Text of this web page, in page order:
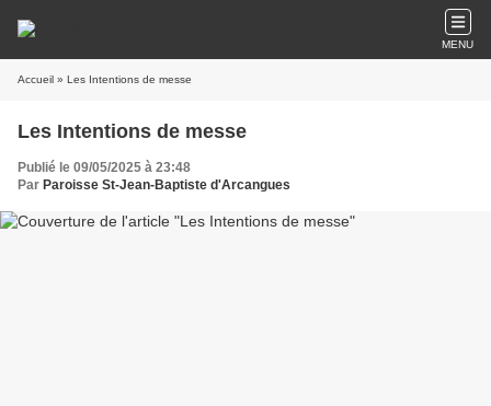
MENU
Accueil » Les Intentions de messe
Les Intentions de messe
Publié le 09/05/2025 à 23:48
Par Paroisse St-Jean-Baptiste d'Arcangues